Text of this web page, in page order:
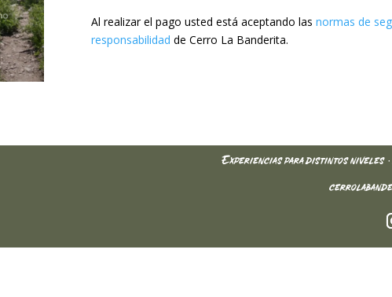
Al realizar el pago usted está aceptando las normas de
responsabilidad de Cerro La Banderita.
Experiencias para distintos niveles